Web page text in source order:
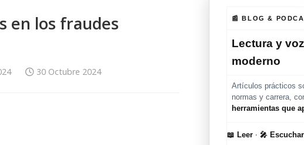
en los fraudes
30 Octubre 2024
📰 BLOG &
Lectura y
moderno
Artículos prácticos
normas y carrera,
herramientas que
📖 Leer · 🎤 Escuchar